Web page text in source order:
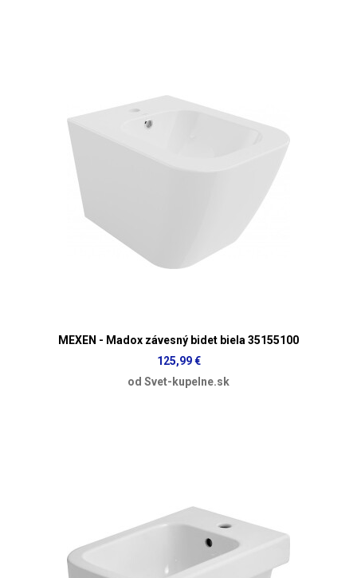
MEXEN - Madox závesný bidet biela 35155100
125,99 €
od Svet-kupelne.sk